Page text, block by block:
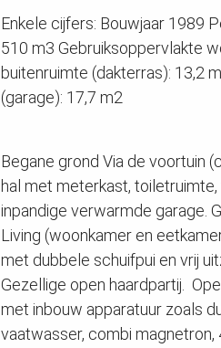
Enkele cijfers: Bouwjaar 1989
510 m3 Gebruiksoppervlakte
buitenruimte (dakterras): 13,2
(garage): 17,7 m2
Begane grond Via de voortuin
hal met meterkast,
inpandige verwarmde garage.
Living (woonkamer en
met dubbele schuifpui en vrij
Gezellige open haardpartij.
met inbouw apparatuur zoals
vaatwasser, combi magnetron,